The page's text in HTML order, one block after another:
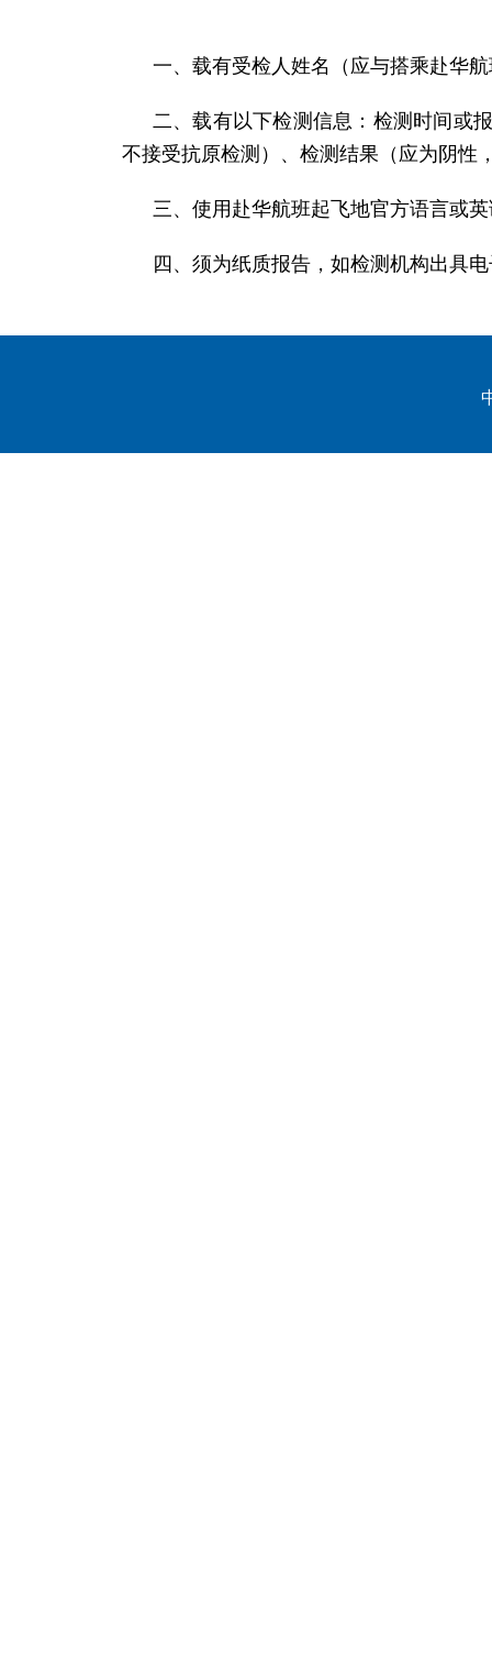
一、载有受检人姓名（应与搭乘赴华
二、载有以下检测信息：检测时间或
不接受抗原检测）、检测结果（应为阴性
三、使用赴华航班起飞地官方语言或
四、须为纸质报告，如检测机构出具